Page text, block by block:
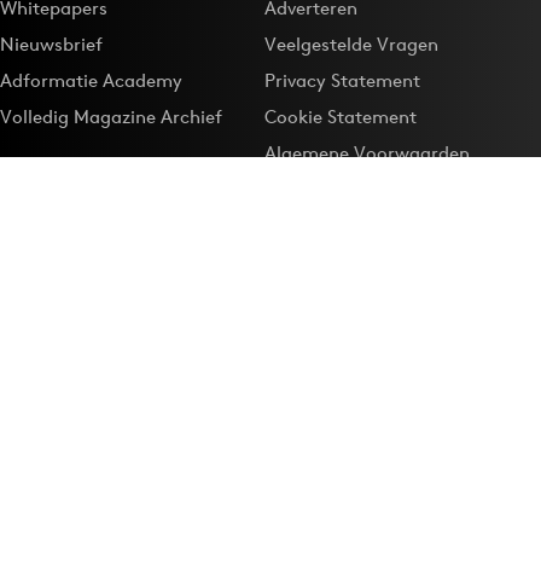
Whitepapers
Nieuwsbrief
Adformatie Academy
Volledig Magazine Archief
Adverteren
Veelgestelde Vragen
Privacy Statement
Cookie Statement
Algemene Voorwaarden